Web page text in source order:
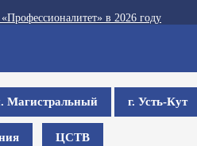
в 2026 году
Магистральный г. Усть-Кут
ЦСТВ